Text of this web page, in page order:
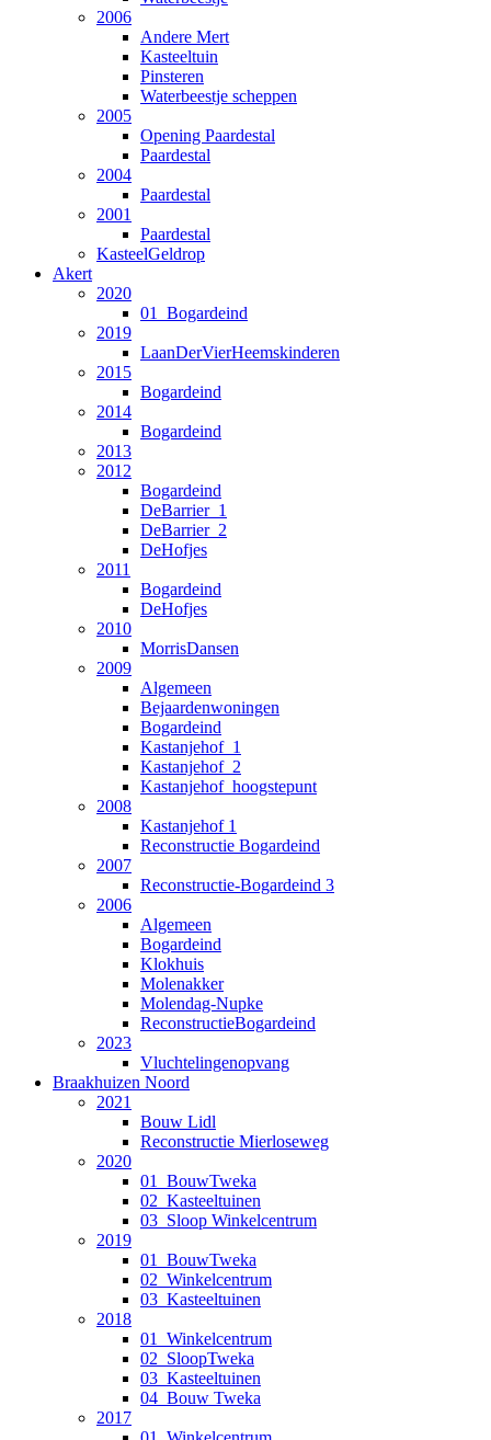
2006
Andere Mert
Kasteeltuin
Pinsteren
Waterbeestje scheppen
2005
Opening Paardestal
Paardestal
2004
Paardestal
2001
Paardestal
KasteelGeldrop
Akert
2020
01_Bogardeind
2019
LaanDerVierHeemskinderen
2015
Bogardeind
2014
Bogardeind
2013
2012
Bogardeind
DeBarrier_1
DeBarrier_2
DeHofjes
2011
Bogardeind
DeHofjes
2010
MorrisDansen
2009
Algemeen
Bejaardenwoningen
Bogardeind
Kastanjehof_1
Kastanjehof_2
Kastanjehof_hoogstepunt
2008
Kastanjehof 1
Reconstructie Bogardeind
2007
Reconstructie-Bogardeind 3
2006
Algemeen
Bogardeind
Klokhuis
Molenakker
Molendag-Nupke
ReconstructieBogardeind
2023
Vluchtelingenopvang
Braakhuizen Noord
2021
Bouw Lidl
Reconstructie Mierloseweg
2020
01_BouwTweka
02_Kasteeltuinen
03_Sloop Winkelcentrum
2019
01_BouwTweka
02_Winkelcentrum
03_Kasteeltuinen
2018
01_Winkelcentrum
02_SloopTweka
03_Kasteeltuinen
04_Bouw Tweka
2017